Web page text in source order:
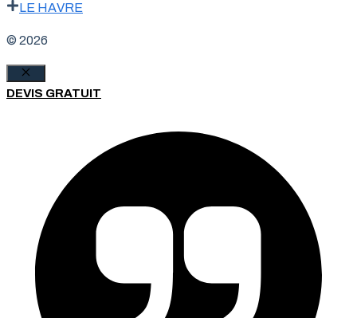
LE HAVRE
© 2026
Fermer
DEVIS GRATUIT